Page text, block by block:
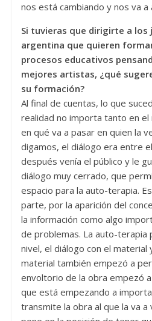
nos está cambiando y nos va a
Si tuvieras que dirigirte a los
argentina que quieren
procesos educativos
mejores artistas, ¿qué
su formación?
Al final de cuentas, lo que
realidad no importa tanto en
en qué va a pasar en quien la
digamos, el diálogo era entre
después venía el público y le
diálogo muy cerrado, que
espacio para la auto-terapia.
parte, por la aparición del
la información como algo
de problemas. La auto-terapia
nivel, el diálogo con el material
material también empezó a
envoltorio de la obra empezó
que está empezando a
transmite la obra al que la va